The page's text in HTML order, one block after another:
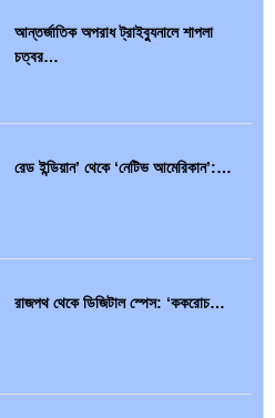
আন্তর্জাতিক অপরাধ ট্রাইব্যুনালে শাপলা
চত্বর…
রেড ইন্ডিয়ান’ থেকে ‘নেটিভ আমেরিকান’:…
রাজপথ থেকে ডিজিটাল স্পেস: ‘ককরোচ…